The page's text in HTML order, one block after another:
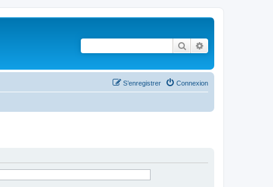
Rechercher
Connexion
S’enregistrer